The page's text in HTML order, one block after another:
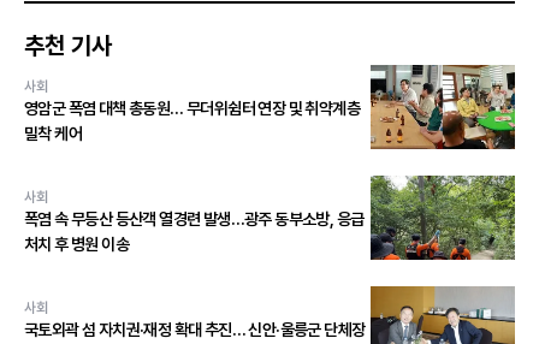
추천 기사
사회
영암군 폭염 대책 총동원… 무더위쉼터 연장 및 취약계층
밀착 케어
사회
폭염 속 무등산 등산객 열경련 발생…광주 동부소방, 응급
처치 후 병원 이송
사회
국토외곽 섬 자치권·재정 확대 추진… 신안·울릉군 단체장